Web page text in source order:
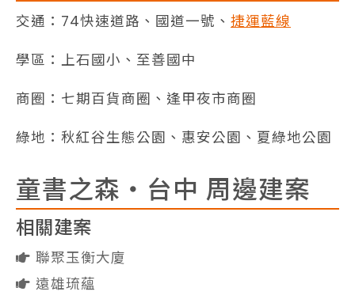
交通：74快速道路、國道一號、 捷運藍線
學區：上石國小、至善國中
商圈：七期百貨商圈、逢甲夜市商圈
綠地：秋紅谷生態公園、惠安公園、夏綠地公園
童書之森・台中 周邊建案
相關建案
聯聚玉衡大廈
遠雄琉蘊